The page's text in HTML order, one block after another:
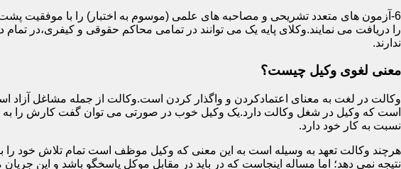
6-آزمون های متعدد تشریحی و مصاحبه های علمی (موسوم به اختبار) را با موفقیت
را دریافت می نمایند.وکلای پایه یک می توانند در تمامی محاکم حقوقی و کیفری،در
ندارند.
معنی لغوی وکیل چیست؟
وکالت در لغت به معنای اعتمادکردن و واگذار کردن است.وکالت از جمله مشاغل آزاد
است که وکیل در شغل وکالت دارد.یک وکیل خوب در صورتی می توان گفت کارش را
نسبت به کار خود دارد.
هرچند وکالت تعهد به وسیله است به این معنی که وکیل موظف است تمام تلاش خود را
نتیجه نمی دهد؛ اما مساله اینجاست که در باید در مقابل موکل پاسخگو باشد و این